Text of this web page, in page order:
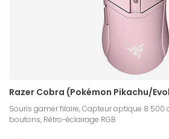
Razer Cobra (Pokémon Pikachu/
Souris gamer filaire, Capteur optique 8 500
boutons, Rétro-éclairage RGB